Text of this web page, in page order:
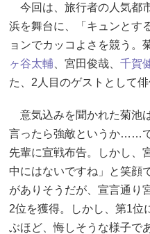
今回は、旅行者の人気都
浜を舞台に、「キュンとす
ョンでカッコよさを競う。
ヶ谷太輔 、宮田俊哉、 千賀
た、2人目のゲストとして
意気込みを聞かれた菊池
言ったら強敵というか……
先輩に宣戦布告。しかし、
中にはないですね」と笑顔
がありそうだが、宣言通り
2位を獲得。しかし、第1位
ぶほど、悔しそうな様子で